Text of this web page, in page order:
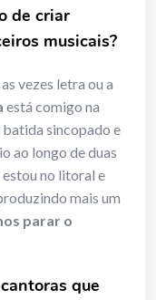
de criar
musicais?
vezes letra ou a
está comigo na
sincopado e
ao longo de duas
estou no litoral e
mais um
parar o
que